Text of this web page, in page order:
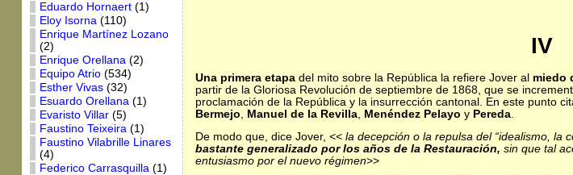
Eduardo Hornaert(1)
Eloy Isorna(110)
Enrique Martínez Lozano
(2)
Enrique Orellana(2)
Equipo Atrio(534)
Esther Vivas(32)
Esuardo Orellana(1)
Evaristo Villar(5)
Faustino Teixeira(1)
Faustino Vilabrille Linares
(4)
Federico Carrasquilla(1)
IV
Una primera etapa del mito sobre la República la refiere Jover al miedo
partir de la Gloriosa Revolución de septiembre de 1868, que se
proclamación de la República y la insurrección cantonal. En este punto
Bermejo
Manuel de la Revilla, Menéndez Pelayo y Pereda.
De modo que, dice Jover, << la decepción o la repulsa del “idealismo, la
bastante generalizado por los años de la Restauración, sin que tal
entusiasmo por el nuevo régimen>>